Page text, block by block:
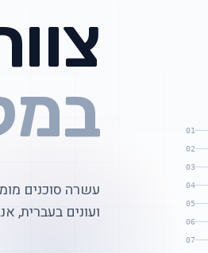
01
02
03
04
05
06
07
עשרה סוכנים
ועונים בעברית,